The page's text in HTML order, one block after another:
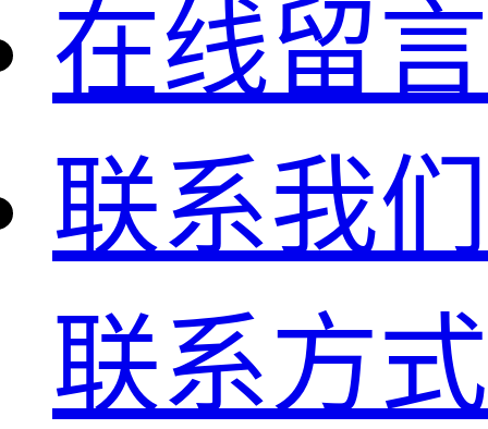
在线留言
联系我们
联系方式